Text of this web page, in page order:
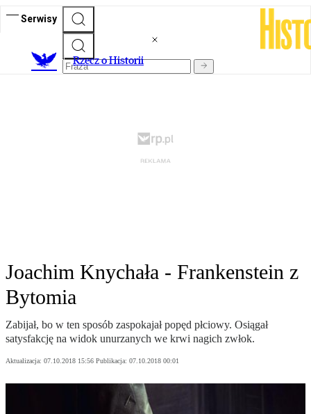
Serwisy
Rzecz o Historii
Joachim Knychała - Frankenstein z
Bytomia
Zabijał, bo w ten sposób zaspokajał popęd płciowy. Osiągał
satysfakcję na widok unurzanych we krwi nagich zwłok.
Aktualizacja: 07.10.2018 15:56 Publikacja: 07.10.2018 00:01